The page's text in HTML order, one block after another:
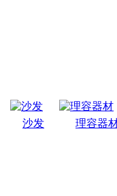
沙发 理容器